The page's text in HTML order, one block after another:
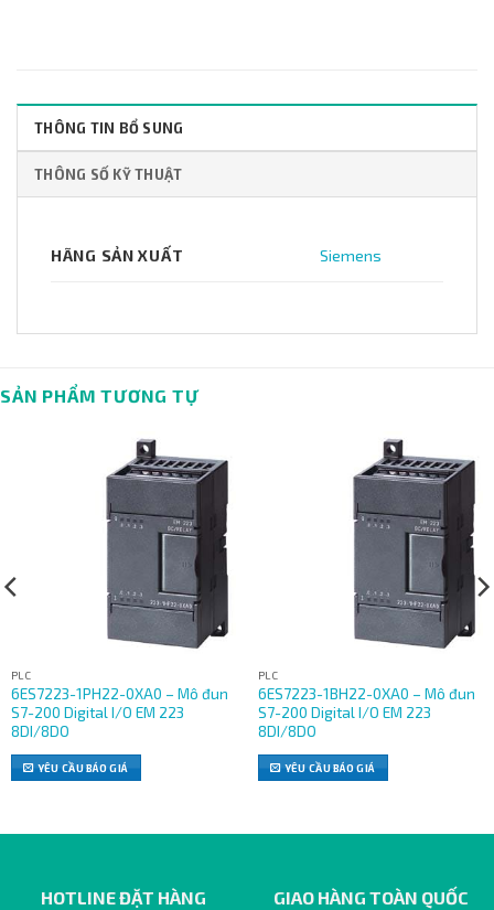
THÔNG TIN BỔ SUNG
THÔNG SỐ KỸ THUẬT
HÃNG SẢN XUẤT Siemens
SẢN PHẨM TƯƠNG TỰ
PLC
6ES7223-1PH22-0XA0 – Mô đun
S7-200 Digital I/O EM 223
8DI/8DO
YÊU CẦU BÁO GIÁ
PLC
6ES7223-1BH22-0XA0 – Mô đun
S7-200 Digital I/O EM 223
8DI/8DO
YÊU CẦU BÁO GIÁ
HOTLINE ĐẶT HÀNG
GIAO HÀNG TOÀN QUỐC